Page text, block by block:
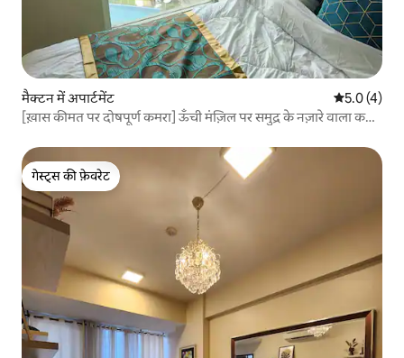
मैक्टन में अपार्टमेंट औसत रेटिंग 5
5.0 (4)
[ख़ास कीमत पर दोषपूर्ण कमरा] ऊँची मंज़िल पर समुद्र के नज़ारे वाला कमरा
गेस्ट्स की फ़ेवरेट
गेस्ट्स की फ़ेवरेट